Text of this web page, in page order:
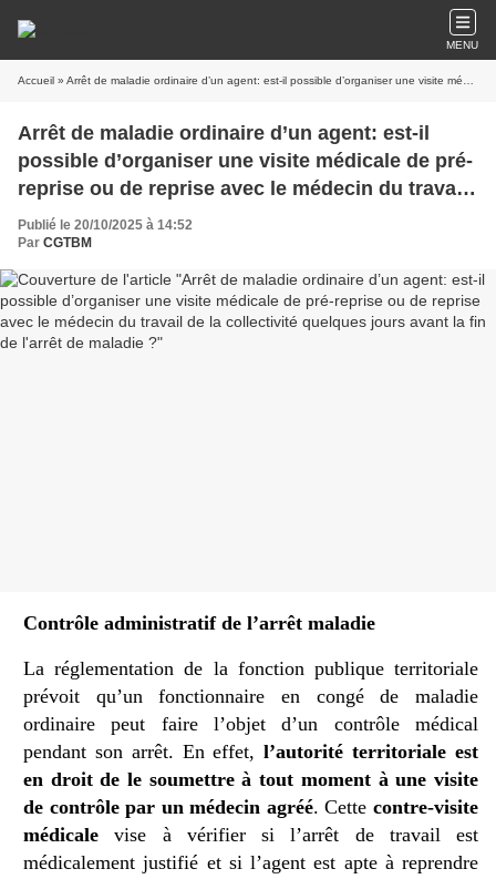
MENU
Accueil » Arrêt de maladie ordinaire d’un agent: est-il possible d’organiser une visite médicale de pré-reprise ou de reprise avec le médecin du travail de la collectivité quelques jours avant la fin de l'arrêt de maladie ?
Arrêt de maladie ordinaire d’un agent: est-il
possible d’organiser une visite médicale de pré-
reprise ou de reprise avec le médecin du travail
de la collectivité quelques jours avant la fin de
l'arrêt de maladie ?
Publié le 20/10/2025 à 14:52
Par CGTBM
Contrôle administratif de l’arrêt maladie
La réglementation de la fonction publique territoriale
prévoit qu’un fonctionnaire en congé de maladie
ordinaire peut faire l’objet d’un contrôle médical
pendant son arrêt. En effet, l’autorité territoriale est
en droit de le soumettre à tout moment à une visite
de contrôle par un médecin agréé. Cette contre-visite
médicale
vise à vérifier si l’arrêt de travail est
médicalement justifié et si l’agent est apte à reprendre